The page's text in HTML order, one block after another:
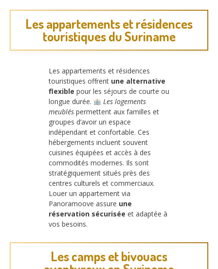
Les appartements et résidences
touristiques du Suriname
Les appartements et résidences
touristiques offrent une alternative
flexible pour les séjours de courte ou
longue durée.
Les logements
meublés permettent aux familles et
groupes d’avoir un espace
indépendant et confortable. Ces
hébergements incluent souvent
cuisines équipées et accès à des
commodités modernes. Ils sont
stratégiquement situés près des
centres culturels et commerciaux.
Louer un appartement via
Panoramoove assure une
réservation sécurisée et adaptée à
vos besoins.
Les camps et bivouacs